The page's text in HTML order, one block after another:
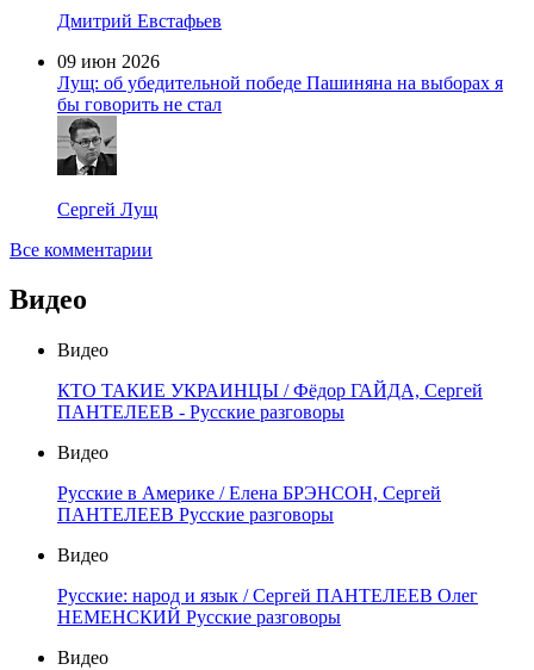
Дмитрий Евстафьев
09 июн 2026
Лущ: об убедительной победе Пашиняна на выборах я
бы говорить не стал
Сергей Лущ
Все комментарии
Видео
Видео
КТО ТАКИЕ УКРАИНЦЫ / Фёдор ГАЙДА, Сергей
ПАНТЕЛЕЕВ - Русские разговоры
Видео
Русские в Америке / Елена БРЭНСОН, Сергей
ПАНТЕЛЕЕВ Русские разговоры
Видео
Русские: народ и язык / Сергей ПАНТЕЛЕЕВ Олег
НЕМЕНСКИЙ Русские разговоры
Видео